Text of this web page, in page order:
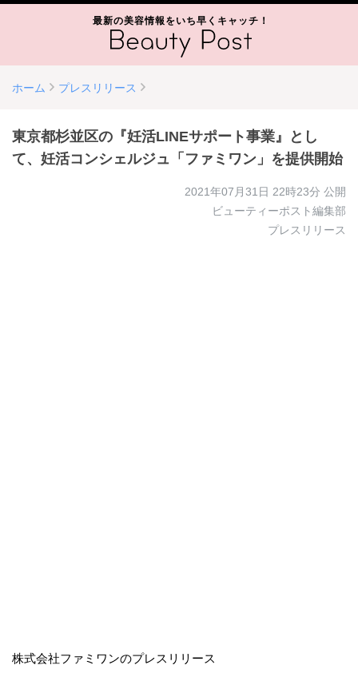
最新の美容情報をいち早くキャッチ！
ホーム プレスリリース
東京都杉並区の『妊活LINEサポート事業』とし
て、妊活コンシェルジュ「ファミワン」を提供開始
2021年07月31日 22時23分 公開
ビューティーポスト編集部
プレスリリース
株式会社ファミワンのプレスリリース